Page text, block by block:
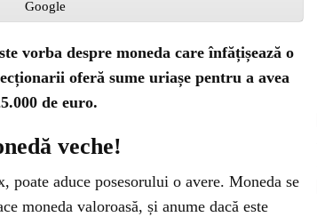
vorba despre moneda care înfățișează o
oferă sume uriașe pentru a avea
de euro.
veche!
aduce posesorului o avere. Moneda se
moneda valoroasă, și anume dacă este